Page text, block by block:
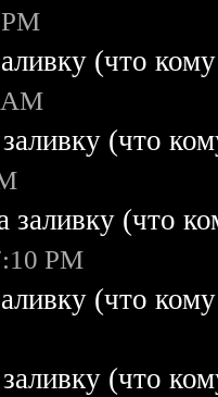
(что
(что
заливку (что
PM
(что
(что